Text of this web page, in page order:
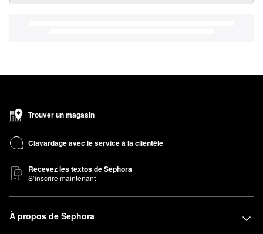
Trouver un magasin
Clavardage avec le service à la clientèle
Recevez les textos de Sephora
S’inscrire maintenant
À propos de Sephora